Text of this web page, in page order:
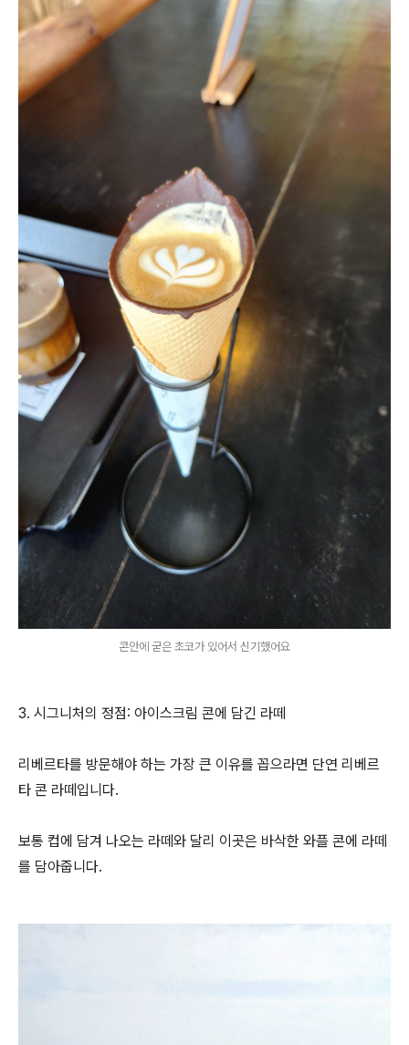
콘안에 굳은 초코가 있어서 신기했어요
3. 시그니처의 정점: 아이스크림 콘에 담긴 라떼
리베르타를 방문해야 하는 가장 큰 이유를 꼽으라면 단연 리베르
타 콘 라떼입니다.
보통 컵에 담겨 나오는 라떼와 달리 이곳은 바삭한 와플 콘에 라떼
를 담아줍니다.